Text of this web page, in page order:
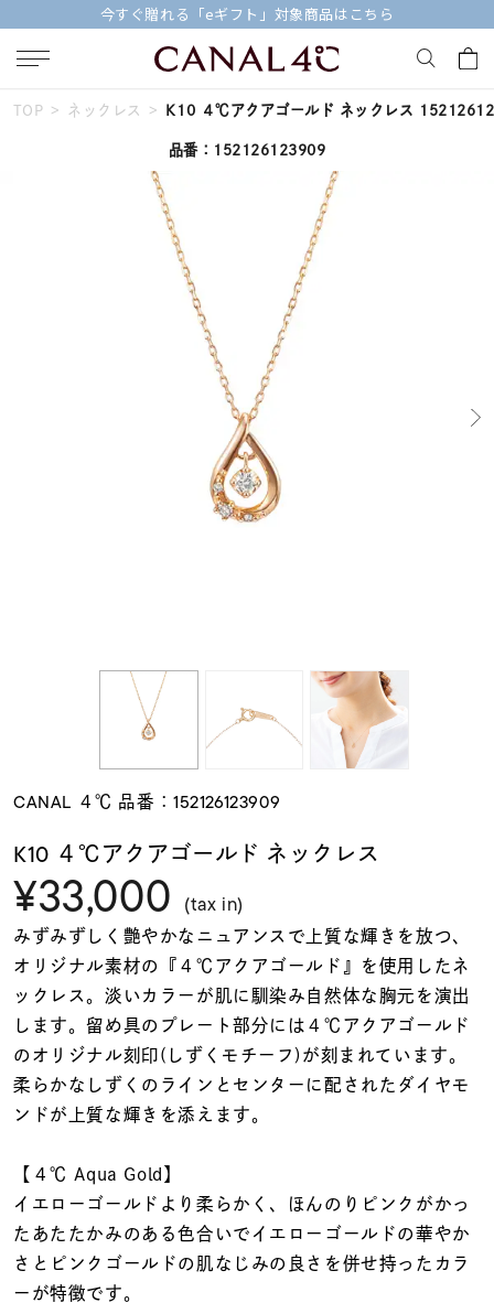
今すぐ贈れる「eギフト」対象商品はこちら
キーワードで検索する
人気検索キーワード
#ダイヤモンド ネックレス
ファッションテイス
ト
着用シーン
コレクション
リングサイズ
メンズ
リングサイズ
～
TOP ネックレス K10 ４℃アクアゴールド ネックレス
品番：152126123909
CANAL ４℃ 品番：152126123909
K10 ４℃アクアゴールド ネックレス
¥33,000 (tax in)
みずみずしく艶やかなニュアンスで上質な輝きを放つ、
オリジナル素材の『４℃アクアゴールド』を使用したネ
ックレス。淡いカラーが肌に馴染み自然体な胸元を演出
します。留め具のプレート部分には４℃アクアゴールド
のオリジナル刻印(しずくモチーフ)が刻まれています。
柔らかなしずくのラインとセンターに配されたダイヤモ
ンドが上質な輝きを添えます。
【４℃ Aqua Gold】
イエローゴールドより柔らかく、ほんのりピンクがかっ
たあたたかみのある色合いでイエローゴールドの華やか
さとピンクゴールドの肌なじみの良さを併せ持ったカラ
ーが特徴です。